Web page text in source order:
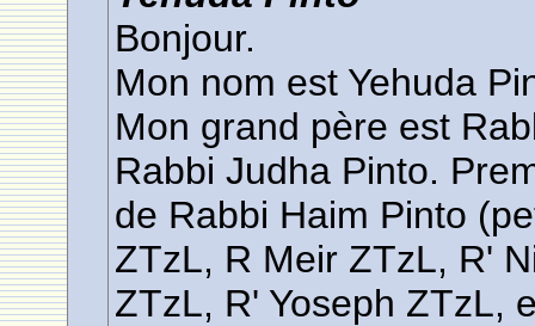
Bonjour.
Mon nom est Yehuda
Mon grand père est
Rabbi Judha Pinto.
de Rabbi Haim Pinto
ZTzL, R Meir ZTzL, R'
ZTzL, R' Yoseph ZTzL,